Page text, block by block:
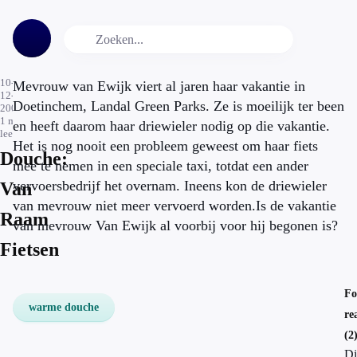
10-
12-
2008
1 min.
leestijd
Douche:
Van
Raam
Fietsen
Mevrouw van Ewijk viert al jaren haar vakantie in
Doetinchem, Landal Green Parks. Ze is moeilijk ter been
en heeft daarom haar driewieler nodig op die vakantie.
Het is nog nooit een probleem geweest om haar fiets
mee te nemen in een speciale taxi, totdat een ander
vervoersbedrijf het overnam. Ineens kon de driewieler
van mevrouw niet meer vervoerd worden.Is de vakantie
van mevrouw Van Ewijk al voorbij voor hij begonen is?
warme douche
(2)